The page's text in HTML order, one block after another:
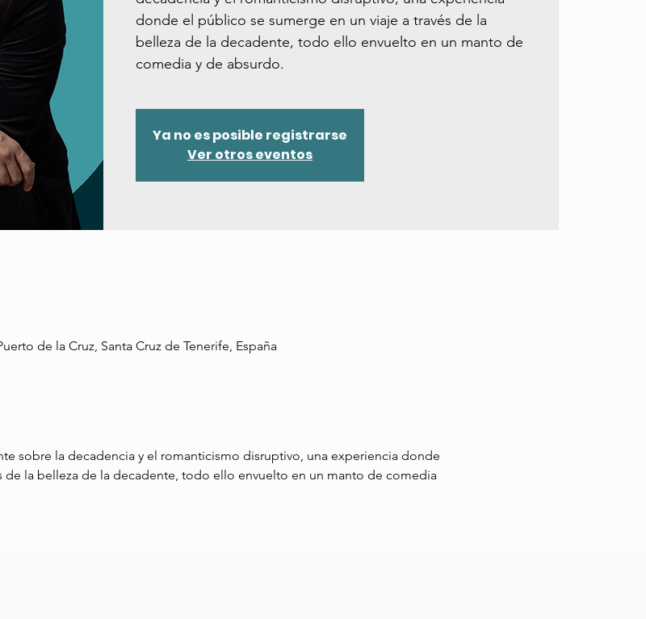
donde el público se sumerge en un viaje a través de la
belleza de la decadente, todo ello envuelto en un manto de
comedia y de absurdo.
Ya no es posible registrarse
Ver otros eventos
de la Cruz, Santa Cruz de Tenerife, España
sobre la decadencia y el romanticismo disruptivo, una experiencia donde
de la belleza de la decadente, todo ello envuelto en un manto de comedia